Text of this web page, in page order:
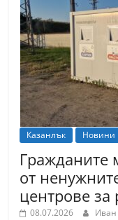
Казанлък Новини
Гражданите
от
центрове
08.07.2026